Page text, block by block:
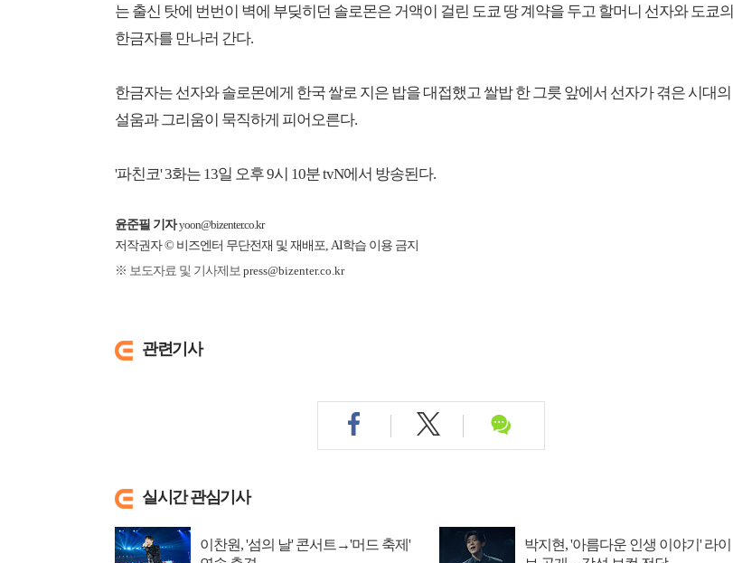
는 출신 탓에 번번이 벽에 부딪히던 솔로몬은 거액이 걸린 도쿄 땅 계약을 두고 할머니 선자와 도쿄의
한금자를 만나러 간다.
한금자는 선자와 솔로몬에게 한국 쌀로 지은 밥을 대접했고 쌀밥 한 그릇 앞에서 선자가 겪은 시대의
설움과 그리움이 묵직하게 피어오른다.
'파친코' 3화는 13일 오후 9시 10분 tvN에서 방송된다.
윤준필 기자 yoon@bizenter.co.kr
저작권자 © 비즈엔터 무단전재 및 재배포, AI학습 이용 금지
※ 보도자료 및 기사제보 press@bizenter.co.kr
관련기사
실시간 관심기사
이찬원, '섬의 날' 콘서트→'머드 축제'
박지현, '아름다운 인생 이야기' 라이